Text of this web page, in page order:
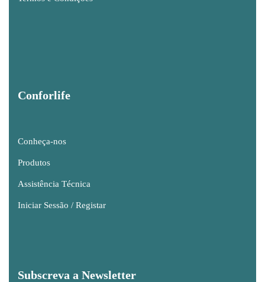
Conforlife
Conheça-nos
Produtos
Assistência Técnica
Iniciar Sessão / Registar
Subscreva a Newsletter